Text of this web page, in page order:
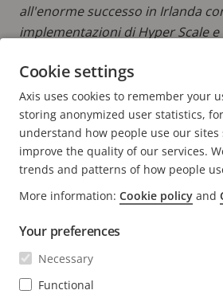
all'enorme successo in Irlanda
implementazioni di Hyper Scale
LEGGI ALTRI POST DI PETER
FOOTER
CONTATTO
Contattaci
Experience Center
NOVITÀ E STORIE
Casi di successo dei clienti
ISCRIVITI
Cookie settings
Axis uses cookies to remember your
storing anonymized user statistics,
understand how people use our sites
improve the quality of our services.
trends and patterns of how people
More information: Cookie policy and
Your preferences
Necessary
Functional